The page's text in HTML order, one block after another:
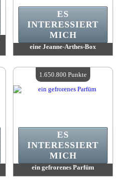
eine Jeanne-Arthes-Box
Verfügbare Menge:4
ES
INTERESSIERT
MICH
ein gefrorenes Parfüm
ES
INTERESSIERT
MICH
1.650.800 Punkte